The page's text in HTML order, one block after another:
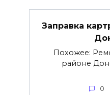
Заправка
Похожее:
районе
0